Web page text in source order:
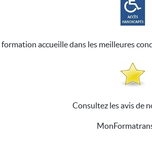
accueille dans les meilleures
Consultez les avis de